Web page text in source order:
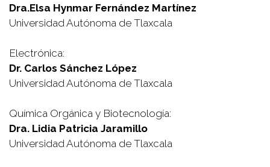
Dra.Elsa Hynmar Fernández Martínez
Universidad Autónoma de Tlaxcala
Electrónica:
Dr. Carlos Sánchez López
Universidad Autónoma de Tlaxcala
Química Orgánica y Biotecnología:
Dra. Lidia Patricia Jaramillo
Universidad Autónoma de Tlaxcala